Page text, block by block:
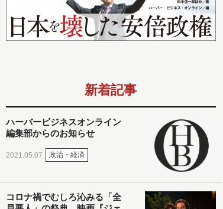
新着記事
ハーバービジネスオンライン
編集部からのお知らせ
2021.05.07 政治・経済
コロナ禍でむしろ沁みる「全